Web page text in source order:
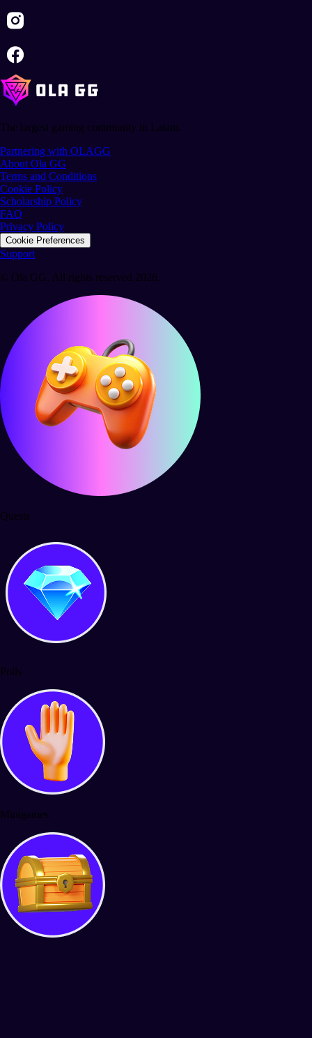
The largest gaming community in Latam.
Partnering with OLAGG
About Ola GG
Terms and Conditions
Cookie Policy
Scholarship Policy
FAQ
Privacy Policy
Cookie Preferences
Support
© Ola GG. All rights reserved 2026.
Quests
Polls
Minigames